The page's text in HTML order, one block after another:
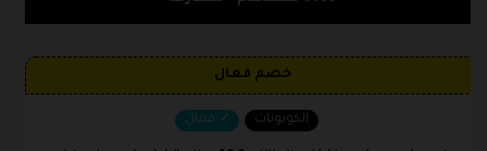
خصم فعال
الكوبونات فعال